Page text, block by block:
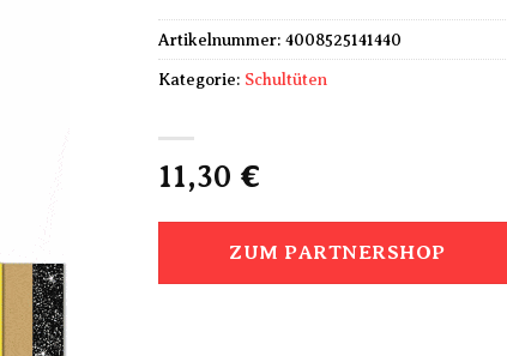
11,30 €
ZUM PARTNERSHOP
Artikelnummer: 4008525141440
Kategorie: Schultüten